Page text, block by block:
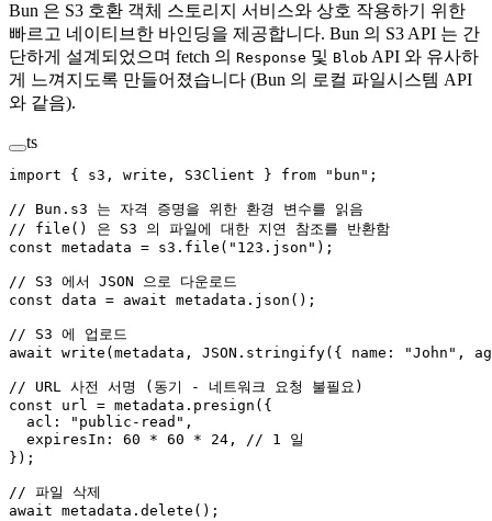
Bun 은 S3 호환 객체 스토리지 서비스와 상호 작용하기 위한
빠르고 네이티브한 바인딩을 제공합니다. Bun 의 S3 API 는 간
단하게 설계되었으며 fetch 의 Response 및 Blob API 와 유사하
게 느껴지도록 만들어졌습니다 (Bun 의 로컬 파일시스템 API
와 같음).
ts
import { s3, write, S3Client } from "bun" ;
// Bun.s3 는 자격 증명을 위한 환경 변수를 읽음
// file() 은 S3 의 파일에 대한 지연 참조를 반환함
const metadata = s3. file ( "123.json" );
// S3 에서 JSON 으로 다운로드
const data = await metadata. json ();
// S3 에 업로드
await write (metadata, JSON . stringify({ name: "John" ,
// URL 사전 서명 (동기 - 네트워크 요청 불필요)
const url = metadata. presign ({
  acl:
"public-read" ,
  expiresIn:
60 * 60 * 24 , // 1 일
});
// 파일 삭제
await metadata. delete ();